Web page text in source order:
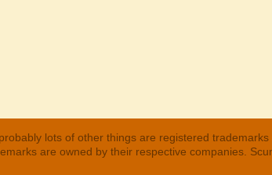
lots of other things are registered trademarks
are owned by their respective companies.